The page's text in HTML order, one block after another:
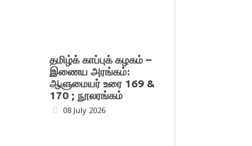
தமிழ்க் காப்புக் கழகம் –
இணைய அரங்கம்:
ஆளுமையர் உரை 169 &
170 ; நூலரங்கம்
08 July 2026